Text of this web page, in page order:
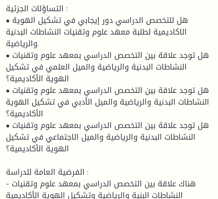
التساؤلات الجزئية :
• هل للتخصص الدراسي دور إيجابي في تشكيل الهوية
الاكاديمية لطلبة معهد علوم وتقنيات النشاطات البدنية
والرياضية.
• هل توجد علاقة بين التخصص الدراسي بمعهد علوم وتقنيات
النشاطات البدنية والرياضية والميل العلمي في تشكيل
الهوية الأكاديمية؟
• هل توجد علاقة بين التخصص الدراسي بمعهد علوم وتقنيات
النشاطات البدنية والرياضية والميل الأدبي في تشكيل الهوية
الأكاديمية؟
• هل توجد علاقة بين التخصص الدراسي بمعهد علوم وتقنيات
النشاطات البدنية والرياضية والميل الاجتماعي في تشكيل
الهوية الأكاديمية؟
الفرضية العامة للدراسة :
- هناك علاقة بين التخصص الدراسي بمعهد علوم وتقنيات
النشاطات البنية والرياضية وتشكيل الهوية الأكاديمية